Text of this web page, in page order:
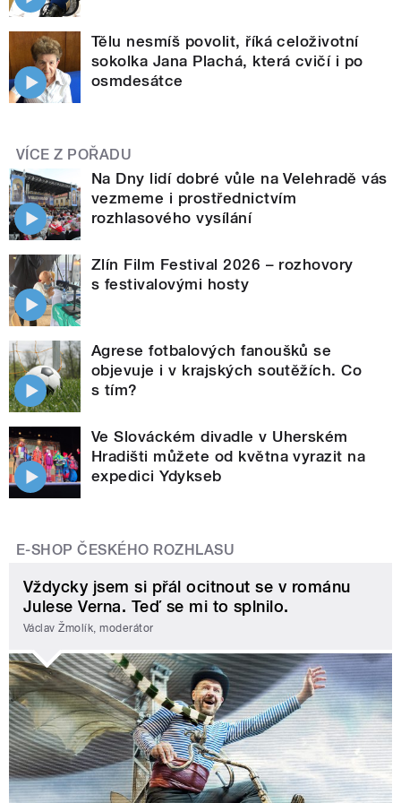
Tělu nesmíš povolit, říká celoživotní
sokolka Jana Plachá, která cvičí i po
osmdesátce
VÍCE Z POŘADU
Na Dny lidí dobré vůle na Velehradě vás
vezmeme i prostřednictvím
rozhlasového vysílání
Zlín Film Festival 2026 – rozhovory
s festivalovými hosty
Agrese fotbalových fanoušků se
objevuje i v krajských soutěžích. Co
s tím?
Ve Slováckém divadle v Uherském
Hradišti můžete od května vyrazit na
expedici Ydykseb
E-SHOP ČESKÉHO ROZHLASU
Vždycky jsem si přál ocitnout se v románu
Julese Verna. Teď se mi to splnilo.
Václav Žmolík, moderátor